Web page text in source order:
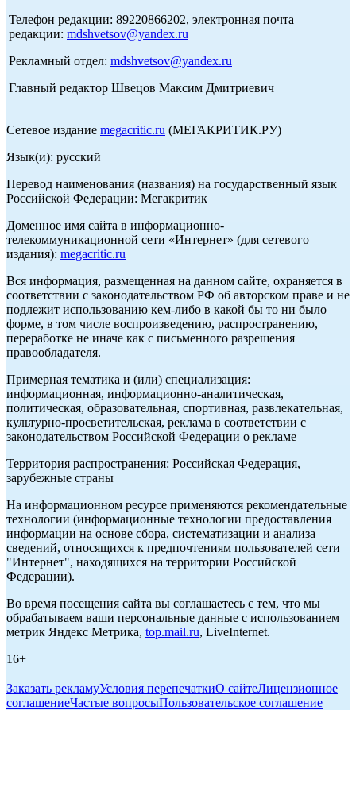
Телефон редакции: 89220866202, электронная почта
редакции: mdshvetsov@yandex.ru
Рекламный отдел: mdshvetsov@yandex.ru
Главный редактор Швецов Максим Дмитриевич
Сетевое издание megacritic.ru (МЕГАКРИТИК.РУ)
Язык(и): русский
Перевод наименования (названия) на государственный язык
Российской Федерации: Мегакритик
Доменное имя сайта в информационно-
телекоммуникационной сети «Интернет» (для сетевого
издания): megacritic.ru
Вся информация, размещенная на данном сайте, охраняется в
соответствии с законодательством РФ об авторском праве и не
подлежит использованию кем-либо в какой бы то ни было
форме, в том числе воспроизведению, распространению,
переработке не иначе как с письменного разрешения
правообладателя.
Примерная тематика и (или) специализация:
информационная, информационно-аналитическая,
политическая, образовательная, спортивная, развлекательная,
культурно-просветительская, реклама в соответствии с
законодательством Российской Федерации о рекламе
Территория распространения: Российская Федерация,
зарубежные страны
На информационном ресурсе применяются рекомендательные
технологии (информационные технологии предоставления
информации на основе сбора, систематизации и анализа
сведений, относящихся к предпочтениям пользователей сети
"Интернет", находящихся на территории Российской
Федерации).
Во время посещения сайта вы соглашаетесь с тем, что мы
обрабатываем ваши персональные данные с использованием
метрик Яндекс Метрика, top.mail.ru, LiveInternet.
16+
Заказать рекламуУсловия перепечаткиО сайтеЛицензионное
соглашениеЧастые вопросыПользовательское соглашение